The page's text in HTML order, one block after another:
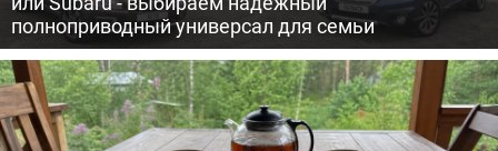
полноприводный универсал для семьи